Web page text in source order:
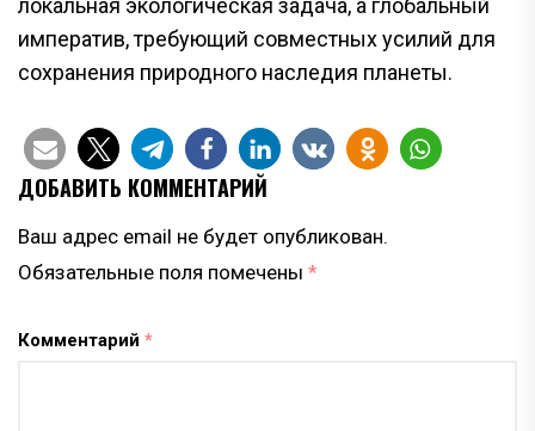
локальная экологическая задача, а глобальный
императив, требующий совместных усилий для
сохранения природного наследия планеты.
ДОБАВИТЬ КОММЕНТАРИЙ
Ваш адрес email не будет опубликован.
Обязательные поля помечены *
Комментарий *